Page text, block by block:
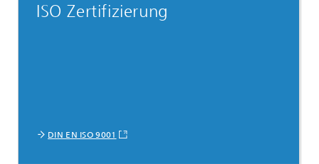
ISO Zertifizierung
DIN EN ISO 9001